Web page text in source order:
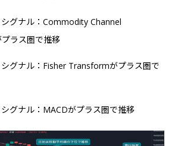
グナル：Commodity Channel
ラス圏で推移
グナル：Fisher Transformがプラス圏で
グナル：MACDがプラス圏で推移